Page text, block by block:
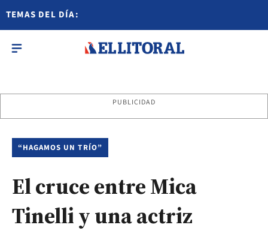
TEMAS DEL DÍA:
PUBLICIDAD
“HAGAMOS UN TRÍO”
El cruce entre Mica
Tinelli y una actriz